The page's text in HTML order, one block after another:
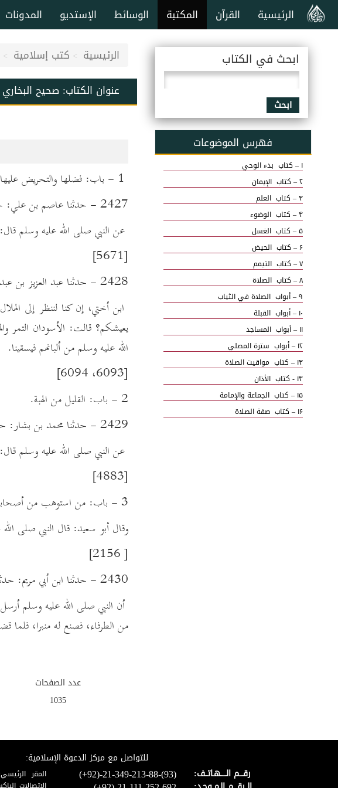
المدونات الإستديو الوسائط المكتبة القرآن الرئيسية
الرئيسية كتب إسلامية
عنوان الكتاب: صحيح
2427 - حدثنا عاصم بن علي: حدثنا ابن أبي ذئب، عن المقبري، عن أبي هريرة رضي الله عنه،
عن النبي صلى الله عليه وسلم
[5671]
2428 - حدثنا عبد العزيز بن عبد الله الأويسي: حدثنا ابن أبي حازم، عن أبيه، عن يزيد بن رومان، عن عروة، عن عائشة رضي الله عنها أنها قالت لعروة:
ابن أختي، إن كنا لننظر إلى
يعيشكم؟ قالت: الأسودان التمر
الله عليه وسلم من ألبانهم فيسقينا.
[6093، 6094]
2 - باب: القليل من الهبة.
2429 - حدثنا محمد بن بشار: حدثنا ابن أبي عدي، عن شعبة، عن سليمان، عن أبي حازم، عن أبي هريرة رضي الله عنه،
عن النبي صلى الله عليه وسلم
[4883]
3 - باب: من استوهب من أصحابه شيئا.
وقال أبو سعيد: قال النبي صلى
[ 2156]
2430 - حدثنا ابن أبي مريم: حدثنا أبو غسان قال: حدثني أبو حازم، عن سهل رضي الله عنه:
أن النبي صلى الله عليه وسلم
من الطرفاء، فصنع له منبرا،
عدد الصفحات
1035
ابحث في الكتاب
ابحث
فهرس الموضوعات
۱ – كتاب بدء الوحي
۲ – كتاب الإيمان
۳ – كتاب العلم
۴ – كتاب الوضوء
۵ – كتاب الغسل
۶ – كتاب الحيض
۷ – كتاب التيمم
۸ – كتاب الصلاة
۹ – أبواب الصلاة في الثياب
۱۰ – أبواب القبلة
۱۱ – أبواب المساجد
۱۲ – أبواب سترة المصلي
۱۳ – كتاب مواقيت الصلاة
۱۴ - كتاب الأذان
۱۵ – كتاب الجماعة والإمامة
۱۶ – كتاب صفة الصلاة
۳۶ – كتاب الصوم
للتواصل مع مركز الدعوة الإسلامية:
المقر
(+92)-21-349-213-88-(93) رقـــم الـــــهـاتــف: